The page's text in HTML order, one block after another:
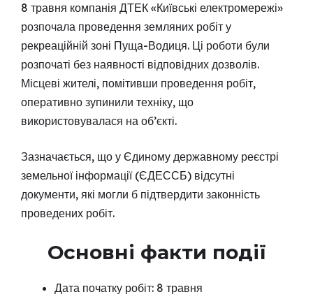
8 травня компанія ДТЕК «Київські електромережі»
розпочала проведення земляних робіт у
рекреаційній зоні Пуща-Водиця. Ці роботи були
розпочаті без наявності відповідних дозволів.
Місцеві жителі, помітивши проведення робіт,
оперативно зупинили техніку, що
використовувалася на об’єкті.
Зазначається, що у Єдиному державному реєстрі
земельної інформації (ЄДЕССБ) відсутні
документи, які могли б підтвердити законність
проведених робіт.
Основні факти події
Дата початку робіт: 8 травня